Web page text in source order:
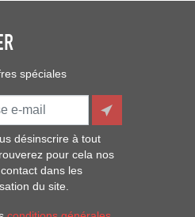
spéciales
désinscrire à tout
pour cela nos
dans les
du site.